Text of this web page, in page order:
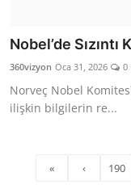
Nobel’de Sızıntı
360vizyon Oca 31, 2026 0
Norveç Nobel
ilişkin bilgilerin re...
« ‹ 190